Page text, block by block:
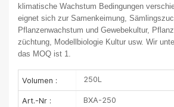
klimatische Wachstum Bedingungen
eignet sich zur Samenkeimung,
Pflanzenwachstum und Gewebekultur,
züchtung, Modellbiologie Kultur usw. Wir
das MOQ ist 1.
Volumen : 250L
Art.-Nr : BXA-250